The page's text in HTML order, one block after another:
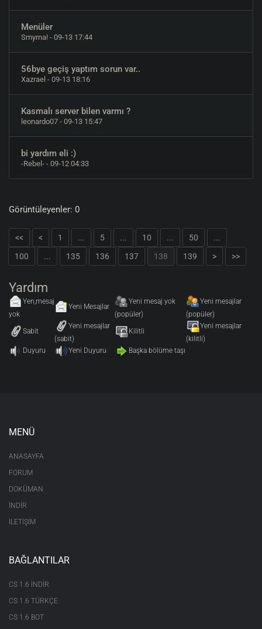
Menüler
Smyrna! - 09-13 17:44
56bye geçiş yaptım sorun var..
Xazrael - 09-13 18:16
Kasmalı server bilen varmı ?
leonardo07 - 09-13 15:47
bi yardım eli :)
-Rebel- - 09-12 04:33
Görüntüleyenler: 0
<< < 1 ... 5 ... 10 ... 50
...
100
... 135 136 137 138 139 > >>
Yardım
Yen,mesaj
yok
Yeni Mesajlar
Yeni mesaj yok
(popüler)
Yeni mesajlar
(popüler)
Sabit
Yeni mesajlar
(sabit)
Kilitli
Yeni mesajlar
(kilitli)
Duyuru
Yeni Duyuru Başka bölüme taşı
MENÜ
ANASAYFA
FORUM
DOKÜMAN
İNDİR
İLETİŞİM
BAĞLANTILAR
CS 1.6 INDIR
CS 1.6 TÜRKÇE
CS 1.6 BOT